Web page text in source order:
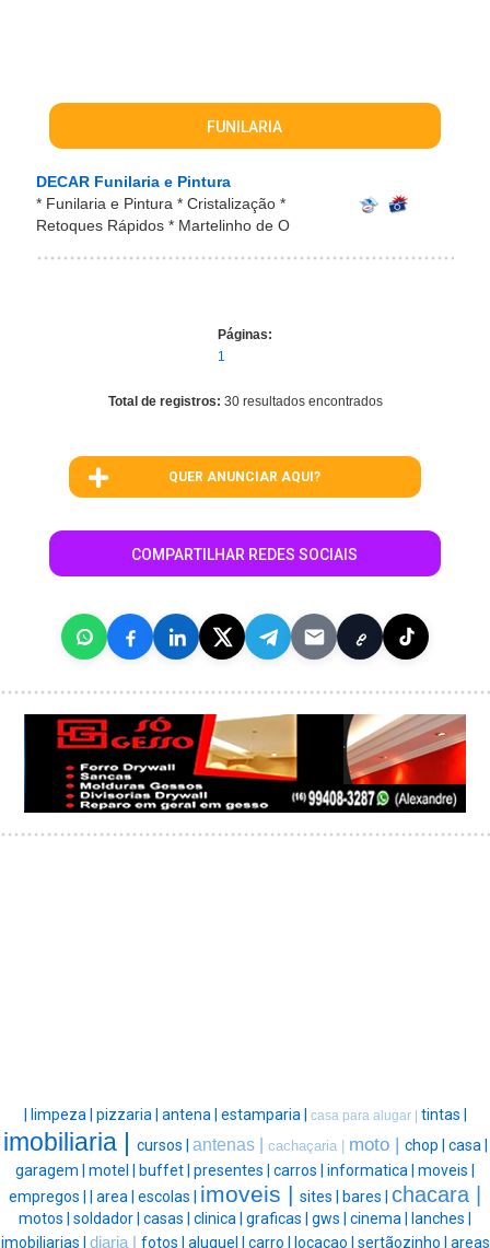
FUNILARIA
DECAR Funilaria e Pintura
* Funilaria e Pintura * Cristalização *
Retoques Rápidos * Martelinho de O
Páginas:
1
Total de registros: 30 resultados encontrados
QUER ANUNCIAR AQUI?
COMPARTILHAR REDES SOCIAIS
| limpeza | pizzaria | antena | estamparia | casa para alugar | tintas |
imobiliaria | cursos | antenas | cachaçaria | moto | chop | casa |
garagem | motel | buffet | presentes | carros | informatica | moveis |
empregos | | area | escolas | imoveis | sites | bares | chacara |
motos | soldador | casas | clinica | graficas | gws | cinema | lanches |
imobiliarias | diaria | fotos | aluguel | carro | locacao | sertãozinho | areas